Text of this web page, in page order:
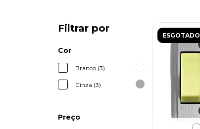
Filtrar por
Cor
Branco (3)
Cinza (3)
Preço
ESGOTADO